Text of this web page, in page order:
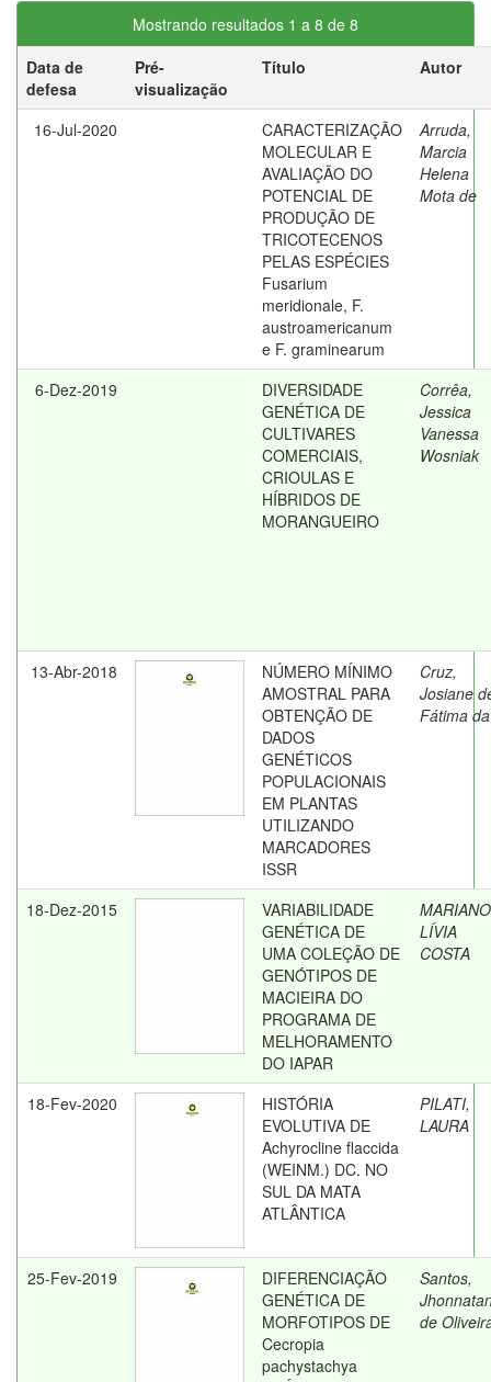
Mostrando resultados 1 a 8 de 8
Data de
defesa
Pré-
visualização
Título Autor
16-Jul-2020
CARACTERIZAÇÃO
MOLECULAR E
AVALIAÇÃO DO
POTENCIAL DE
PRODUÇÃO DE
TRICOTECENOS
PELAS ESPÉCIES
Fusarium
meridionale, F.
austroamericanum
e F. graminearum
Arruda,
Marcia
Helena
Mota de
6-Dez-2019
DIVERSIDADE
GENÉTICA DE
CULTIVARES
COMERCIAIS,
CRIOULAS E
HÍBRIDOS DE
MORANGUEIRO
Corrêa,
Jessica
Vanessa
Wosniak
13-Abr-2018
NÚMERO MÍNIMO
AMOSTRAL PARA
OBTENÇÃO DE
DADOS
GENÉTICOS
POPULACIONAIS
EM PLANTAS
UTILIZANDO
MARCADORES
ISSR
Cruz,
Josiane
Fátima da
18-Dez-2015
VARIABILIDADE
GENÉTICA DE
UMA COLEÇÃO DE
GENÓTIPOS DE
MACIEIRA DO
PROGRAMA DE
MELHORAMENTO
DO IAPAR
LÍVIA
COSTA
18-Fev-2020
HISTÓRIA
EVOLUTIVA DE
Achyrocline flaccida
(WEINM.) DC. NO
SUL DA MATA
ATLÂNTICA
PILATI,
LAURA
25-Fev-2019
DIFERENCIAÇÃO
GENÉTICA DE
MORFOTIPOS DE
Cecropia
pachystachya
Santos,
de